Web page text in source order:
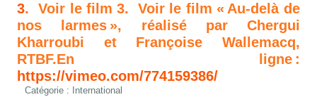
3. Voir le film 3. Voir le film « Au-delà de
nos larmes », réalisé par Chergui
Kharroubi et Françoise Wallemacq,
RTBF.En ligne :
https://vimeo.com/774159386/
Catégorie : International